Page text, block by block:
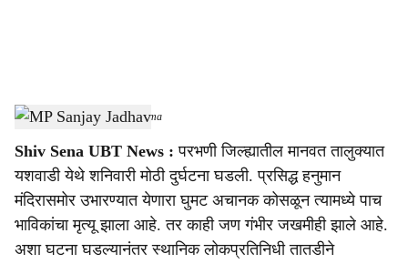
a
r
e
MP Sanjay Jadhav- Sarkarnama
Shiv Sena UBT News : परभणी जिल्ह्यातील मानवत तालुक्यात
यशवाडी येथे शनिवारी मोठी दुर्घटना घडली. प्रसिद्ध हनुमान
मंदिरासमोर उभारण्यात येणारा घुमट अचानक कोसळून त्यामध्ये पाच
भाविकांचा मृत्यू झाला आहे. तर काही जण गंभीर जखमीही झाले आहे.
अशा घटना घडल्यानंतर स्थानिक लोकप्रतिनिधी तातडीने